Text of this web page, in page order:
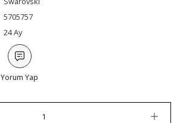
5705757
24 Ay
Yorum Yap